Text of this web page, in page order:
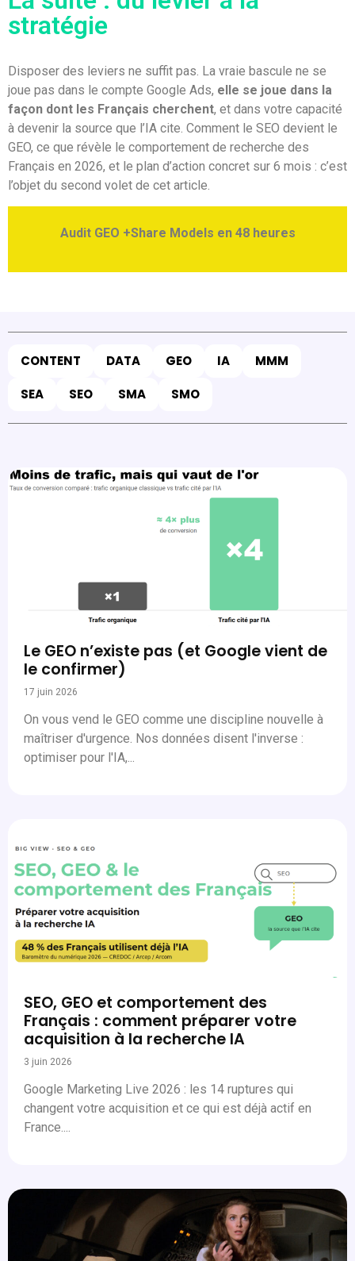
stratégie
Disposer des leviers ne suffit pas. La vraie bascule ne se
joue pas dans le compte Google Ads, elle se joue dans la
façon dont les Français cherchent, et dans votre capacité
à devenir la source que l’IA cite. Comment le SEO devient le
GEO, ce que révèle le comportement de recherche des
Français en 2026, et le plan d’action concret sur 6 mois : c’est
l’objet du second volet de cet article.
Audit GEO +Share Models en 48 heures
CONTENT DATA GEO IA
MMM
SEA
SEO SMA SMO
Le GEO n’existe pas (et Google vient de
le confirmer)
17 juin 2026
On vous vend le GEO comme une discipline nouvelle à
maîtriser d'urgence. Nos données disent l'inverse :
optimiser pour l'IA,...
SEO, GEO et comportement des
Français : comment préparer votre
acquisition à la recherche IA
3 juin 2026
Google Marketing Live 2026 : les 14 ruptures qui
changent votre acquisition et ce qui est déjà actif en
France....